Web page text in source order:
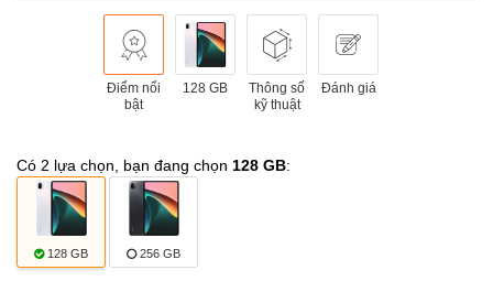
Điểm nổi
bật
128 GB
Thông số
kỹ thuật
Đánh giá
Có 2 lựa chọn, bạn đang chọn 128 GB:
128 GB 256 GB